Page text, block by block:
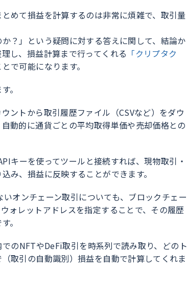
めて損益を計算するのは非常に煩雑で、取引量
？」という疑問に対する答えに関して、結論か
し、損益計算まで行ってくれる 「クリプタク
で可能になります。
。
ントから取引履歴ファイル（CSVなど）をダウ
動的に通貨ごとの平均取得単価や売却価格との
キーを使ってツールと接続すれば、現物取引・
み、損益に反映することができます。
オンチェーン取引についても、ブロックチェー
ォレットアドレスを指定することで、その履歴
。
のNFTやDeFi取引を時系列で読み取り、どのト
取引の自動識別）損益を自動で計算してくれま